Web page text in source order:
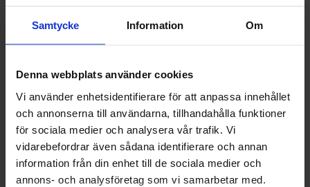
Samtycke Information Om
Denna webbplats använder cookies
Vi använder enhetsidentifierare för att anpassa innehållet
och annonserna till användarna, tillhandahålla funktioner
för sociala medier och analysera vår trafik. Vi
vidarebefordrar även sådana identifierare och annan
information från din enhet till de sociala medier och
annons- och analysföretag som vi samarbetar med.